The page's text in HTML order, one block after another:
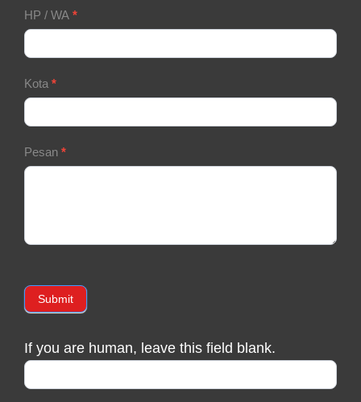
HP / WA *
Kota *
Pesan *
Submit
If you are human, leave this field blank.